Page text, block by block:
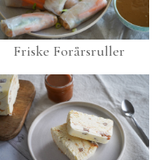
Friske Forårsruller